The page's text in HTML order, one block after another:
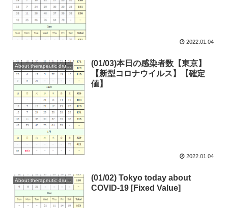
2022.01.04
About therapeutic drugs and vaccines
(01/03)本日の感染者数【東京】
【新型コロナウイルス】【確定
値】
2022.01.04
About therapeutic drugs and vaccines
(01/02) Tokyo today about
COVID-19 [Fixed Value]